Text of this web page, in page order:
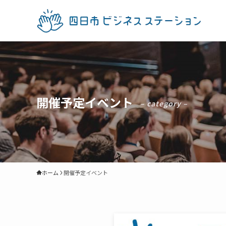
開催予定イベント – category –
ホーム 開催予定イベント